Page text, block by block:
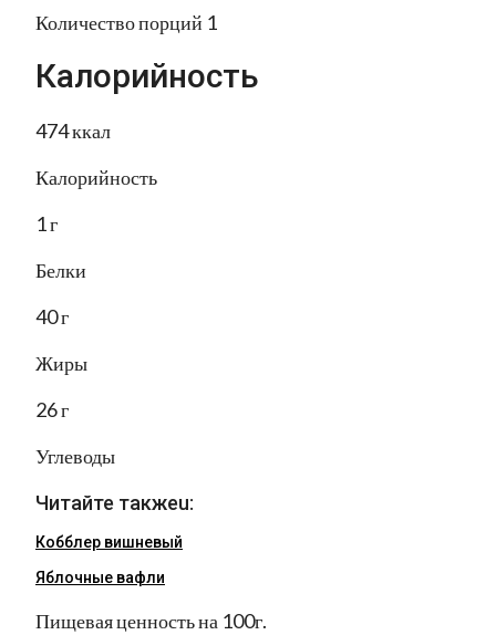
Количество порций 1
Калорийность
474 ккал
Калорийность
1 г
Белки
40 г
Жиры
26 г
Углеводы
Читайте такжеu:
Кобблер вишневый
Яблочные вафли
Пищевая ценность на 100г.